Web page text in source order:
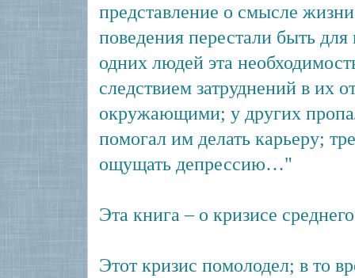
представление о смысле
поведения перестали быть
одних людей эта
следствием затруднений в их
окружающими; у других
помогал им делать карьеру;
ощущать депрессию…"
Эта книга – о кризисе
Этот кризис помолодел; в то